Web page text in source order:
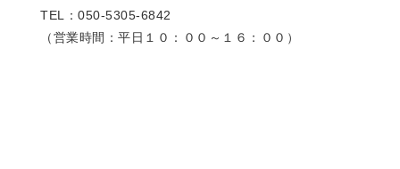
TEL：050-5305-6842
（営業時間：平日１０：００～１６：００）